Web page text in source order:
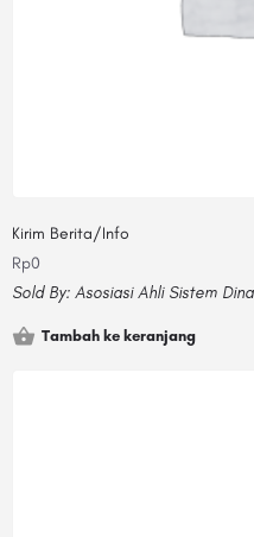
Kirim Berita/Info
Rp0
Sold By: Asosiasi Ahli Sistem
Tambah ke keranjang